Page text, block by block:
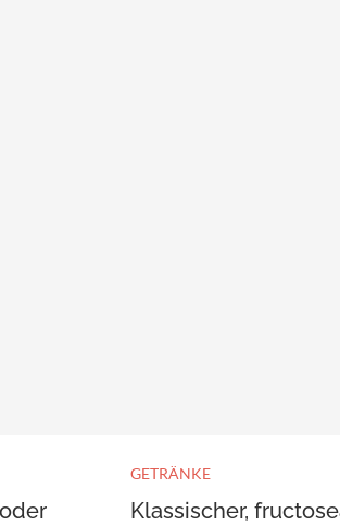
GETRÄNKE
Klassischer,